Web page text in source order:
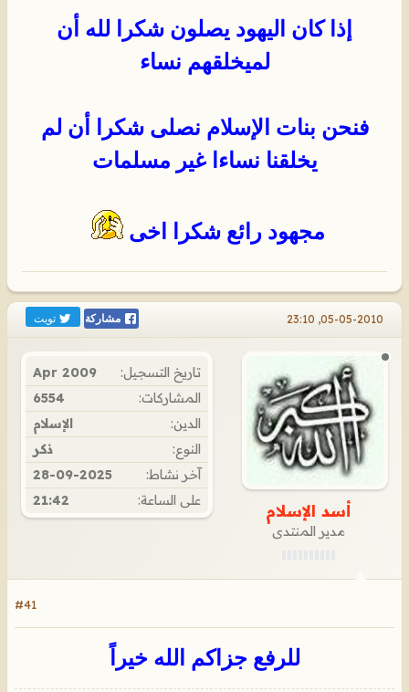
إذا كان اليهود يصلون شكرا لله أن
لميخلقهم نساء
فنحن بنات الإسلام نصلى شكرا أن لم
يخلقنا نساءا غير مسلمات
مجهود رائع شكرا اخى
05-05-2010, 23:10 مشاركة تويت
أسد الإسلام
مدير المنتدى
تاريخ التسجيل:
Apr 2009
المشاركات:
6554
الدين:
الإسلام
النوع:
ذكر
آخر نشاط:
28-09-2025
على الساعة:
21:42
#41
للرفع جزاكم الله خيراً